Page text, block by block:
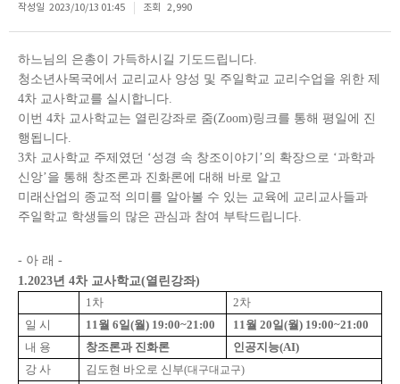
작성일 2023/10/13 01:45 조회 2,990
하느님의 은총이 가득하시길 기도드립니다.
청소년사목국에서 교리교사 양성 및 주일학교 교리수업을 위한 제
4차 교사학교를 실시합니다.
이번 4차 교사학교는 열린강좌로 줌(Zoom)링크를 통해 평일에 진
행됩니다.
3차 교사학교 주제였던 ‘성경 속 창조이야기 ’의 확장으로 ‘과학과
신앙’을 통해 창조론과 진화론에 대해 바로 알고
미래산업의 종교적 의미를 알아볼 수 있는 교육에 교리교사들과
주일학교 학생들의 많은 관심과 참여 부탁드립니다.
- 아 래 -
1.2023년 4차 교사학교(열린강좌)
1차 2차
일 시
11월 6일(월 ) 19:00~21:00 11월 20일(월 ) 19:00~21:00
내 용
창조론과 진화론 인공지능(AI)
강 사
김도현 바오로 신부(대구대교구)